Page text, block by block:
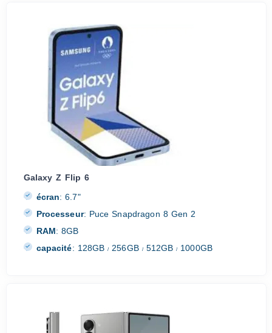
Galaxy Z Flip 6
écran: 6.7"
Processeur: Puce Snapdragon 8 Gen 2
RAM: 8GB
capacité: 128GB/ 256GB /512GB/ 1000GB